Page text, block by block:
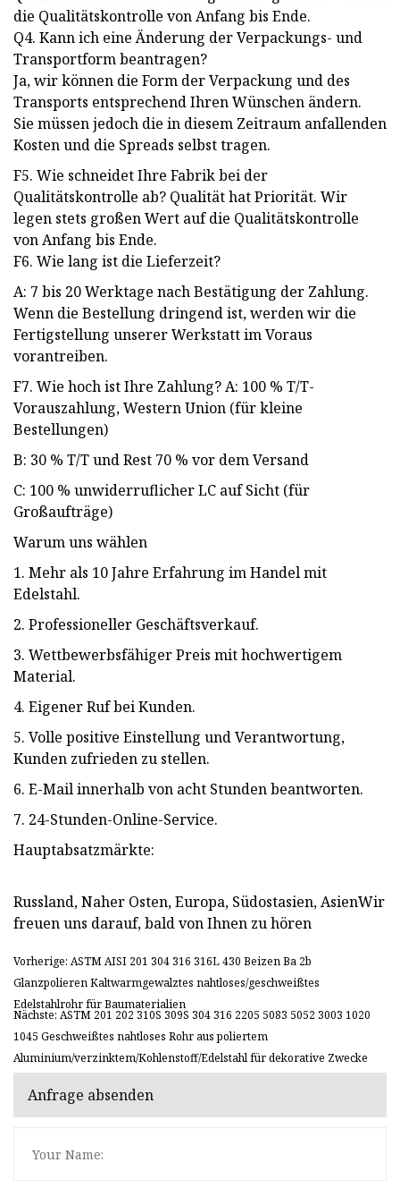
die Qualitätskontrolle von Anfang bis Ende.
Q4. Kann ich eine Änderung der Verpackungs- und
Transportform beantragen?
Ja, wir können die Form der Verpackung und des
Transports entsprechend Ihren Wünschen ändern.
Sie müssen jedoch die in diesem Zeitraum anfallenden
Kosten und die Spreads selbst tragen.
F5. Wie schneidet Ihre Fabrik bei der
Qualitätskontrolle ab? Qualität hat Priorität. Wir
legen stets großen Wert auf die Qualitätskontrolle
von Anfang bis Ende.
F6. Wie lang ist die Lieferzeit?
A: 7 bis 20 Werktage nach Bestätigung der Zahlung.
Wenn die Bestellung dringend ist, werden wir die
Fertigstellung unserer Werkstatt im Voraus
vorantreiben.
F7. Wie hoch ist Ihre Zahlung? A: 100 % T/T-
Vorauszahlung, Western Union (für kleine
Bestellungen)
B: 30 % T/T und Rest 70 % vor dem Versand
C: 100 % unwiderruflicher LC auf Sicht (für
Großaufträge)
Warum uns wählen
1. Mehr als 10 Jahre Erfahrung im Handel mit
Edelstahl.
2. Professioneller Geschäftsverkauf.
3. Wettbewerbsfähiger Preis mit hochwertigem
Material.
4. Eigener Ruf bei Kunden.
5. Volle positive Einstellung und Verantwortung,
Kunden zufrieden zu stellen.
6. E-Mail innerhalb von acht Stunden beantworten.
7. 24-Stunden-Online-Service.
Hauptabsatzmärkte:
Russland, Naher Osten, Europa, Südostasien, AsienWir
freuen uns darauf, bald von Ihnen zu hören
Vorherige: ASTM AISI 201 304 316 316L 430 Beizen Ba 2b
Glanzpolieren Kaltwarmgewalztes nahtloses/geschweißtes
Edelstahlrohr für Baumaterialien
Nächste: ASTM 201 202 310S 309S 304 316 2205 5083 5052 3003 1020
1045 Geschweißtes nahtloses Rohr aus poliertem
Aluminium/verzinktem/Kohlenstoff/Edelstahl für dekorative Zwecke
Anfrage absenden